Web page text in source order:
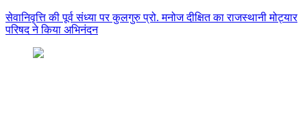
सेवानिवृत्ति की पूर्व संध्या पर कुलगुरु प्रो. मनोज दीक्षित का राजस्थानी मोट्यार
परिषद ने किया अभिनंदन